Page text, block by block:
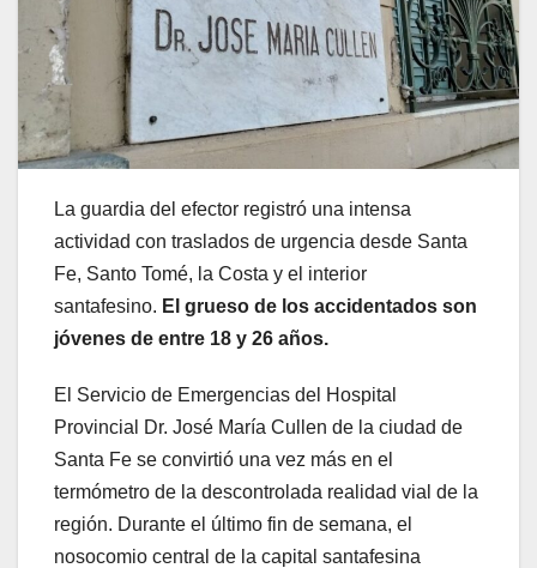
La guardia del efector registró una intensa
actividad con traslados de urgencia desde Santa
Fe, Santo Tomé, la Costa y el interior
santafesino. El grueso de los accidentados son
jóvenes de entre 18 y 26 años.
El Servicio de Emergencias del Hospital
Provincial Dr. José María Cullen de la ciudad de
Santa Fe se convirtió una vez más en el
termómetro de la descontrolada realidad vial de la
región. Durante el último fin de semana, el
nosocomio central de la capital santafesina